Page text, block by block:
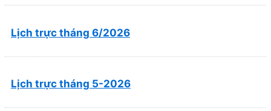
Lịch trực tháng 6/2026
Lịch trực tháng 5-2026